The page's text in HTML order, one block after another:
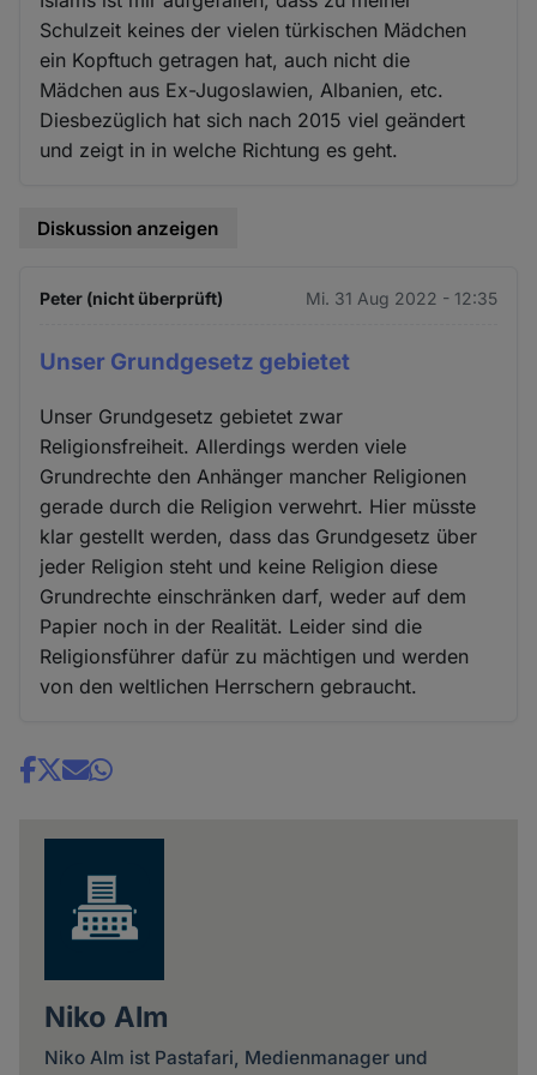
Schulzeit keines der vielen türkischen Mädchen
ein Kopftuch getragen hat, auch nicht die
Mädchen aus Ex-Jugoslawien, Albanien, etc.
Diesbezüglich hat sich nach 2015 viel geändert
und zeigt in in welche Richtung es geht.
Diskussion anzeigen
Peter (nicht überprüft) Mi. 31 Aug 2022 - 12:35
Unser Grundgesetz gebietet
Unser Grundgesetz gebietet zwar
Religionsfreiheit. Allerdings werden viele
Grundrechte den Anhänger mancher Religionen
gerade durch die Religion verwehrt. Hier müsste
klar gestellt werden, dass das Grundgesetz über
jeder Religion steht und keine Religion diese
Grundrechte einschränken darf, weder auf dem
Papier noch in der Realität. Leider sind die
Religionsführer dafür zu mächtigen und werden
von den weltlichen Herrschern gebraucht.
Share
Niko Alm
Niko Alm ist Pastafari, Medienmanager und